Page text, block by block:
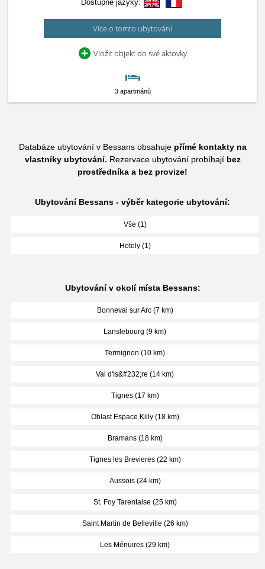
Dostupné jazyky:
Více o tomto ubytování
Vložit objekt do své aktovky
3 apartmánů
Databáze ubytování v Bessans obsahuje přímé kontakty na
vlastníky ubytování. Rezervace ubytování probíhají bez
prostředníka a bez provize!
Ubytování Bessans - výběr kategorie ubytování:
Vše (1)
Hotely (1)
Ubytování v okolí místa Bessans:
Bonneval sur Arc (7 km)
Lanslebourg (9 km)
Termignon (10 km)
Val d'Is&#232;re (14 km)
Tignes (17 km)
Oblast Espace Killy (18 km)
Bramans (18 km)
Tignes les Brevieres (22 km)
Aussois (24 km)
St. Foy Tarentaise (25 km)
Saint Martin de Belleville (26 km)
Les Ménuires (29 km)